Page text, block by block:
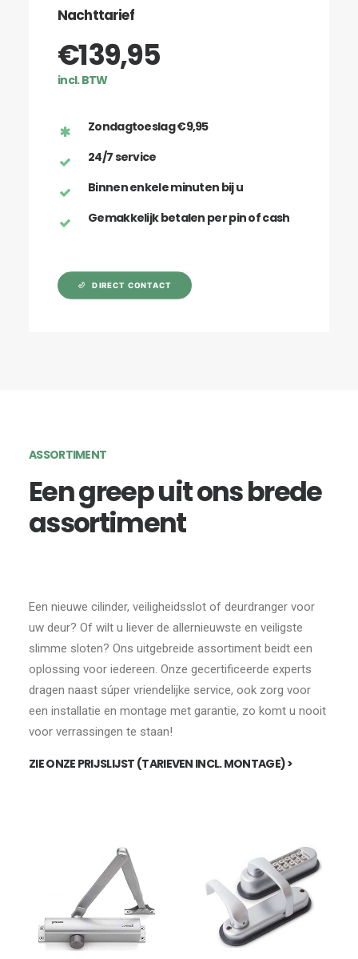
Nachttarief
€139,95
incl. BTW
Zondagtoeslag €9,95
24/7 service
Binnen enkele minuten bij u
Gemakkelijk betalen per pin of cash
DIRECT CONTACT
ASSORTIMENT
Een greep uit ons brede
assortiment
Een nieuwe cilinder, veiligheidsslot of deurdranger voor
uw deur? Of wilt u liever de allernieuwste en veiligste
slimme sloten? Ons uitgebreide assortiment beidt een
oplossing voor iedereen. Onze gecertificeerde experts
dragen naast súper vriendelijke service, ook zorg voor
een installatie en montage met garantie, zo komt u nooit
voor verrassingen te staan!
ZIE ONZE PRIJSLIJST (TARIEVEN INCL. MONTAGE) >